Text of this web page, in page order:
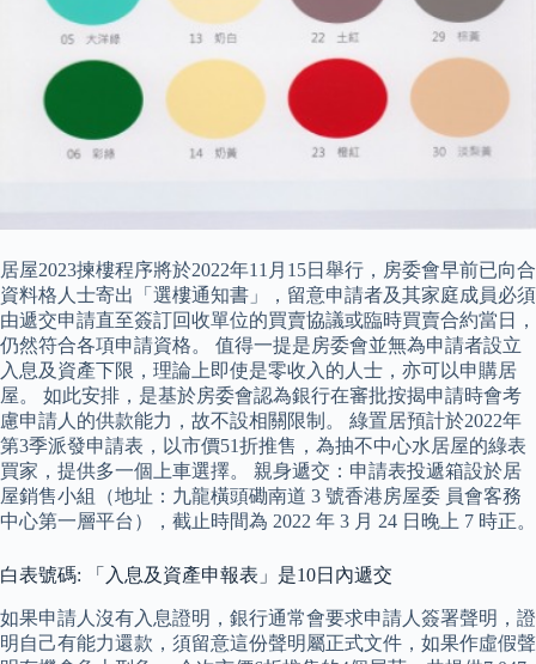
居屋2023揀樓程序將於2022年11月15日舉行，房委會早前已向合
資料格人士寄出「選樓通知書」，留意申請者及其家庭成員必須
由遞交申請直至簽訂回收單位的買賣協議或臨時買賣合約當日，
仍然符合各項申請資格。 值得一提是房委會並無為申請者設立
入息及資產下限，理論上即使是零收入的人士，亦可以申購居
屋。 如此安排，是基於房委會認為銀行在審批按揭申請時會考
慮申請人的供款能力，故不設相關限制。 綠置居預計於2022年
第3季派發申請表，以市價51折推售，為抽不中心水居屋的綠表
買家，提供多一個上車選擇。 親身遞交：申請表投遞箱設於居
屋銷售小組（地址：九龍橫頭磡南道 3 號香港房屋委 員會客務
中心第一層平台），截止時間為 2022 年 3 月 24 日晚上 7 時正。
白表號碼: 「入息及資產申報表」是10日內遞交
如果申請人沒有入息證明，銀行通常會要求申請人簽署聲明，證
明自己有能力還款，須留意這份聲明屬正式文件，如果作虛假聲